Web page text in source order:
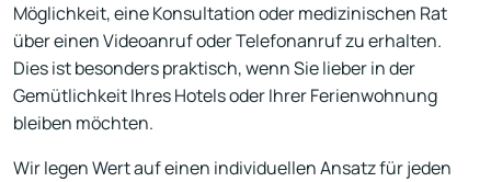
Möglichkeit, eine Konsultation oder medizinischen Rat
über einen Videoanruf oder Telefonanruf zu erhalten.
Dies ist besonders praktisch, wenn Sie lieber in der
Gemütlichkeit Ihres Hotels oder Ihrer Ferienwohnung
bleiben möchten.
Wir legen Wert auf einen individuellen Ansatz für jeden